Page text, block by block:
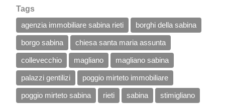
Tags
agenzia immobiliare sabina rieti
borghi della sabina
borgo sabina chiesa santa maria assunta
collevecchio magliano magliano sabina
palazzi gentilizi poggio mirteto immobiliare
poggio mirteto sabina rieti sabina stimigliano